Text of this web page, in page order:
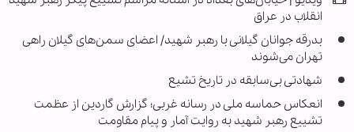
انقلاب در عراق
بدرقه جوانان گیلانی با رهبر شهید/ اعضای سمن‌های گیلان راهی
تهران می‌شوند
شهادتی بی‌سابقه در تاریخ تشیع
انعکاس حماسه ملی در رسانه غربی؛ گزارش گاردین از عظمت
تشییع رهبر شهید به روایت آمار و پیام مقاومت